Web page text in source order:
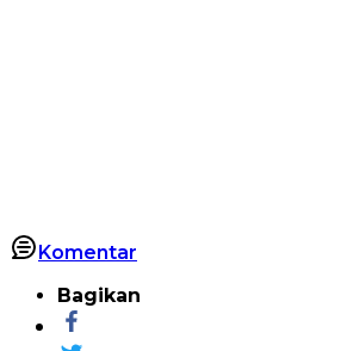
Komentar
Bagikan